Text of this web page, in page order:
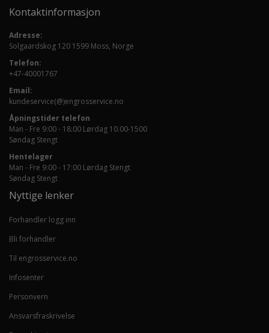
Kontaktinformasjon
Adresse:
Solgaardskog 120 1599 Moss, Norge
Telefon:
+47-40001767
Email:
kundeservice(@)engrosservice.no
Åpningstider telefon
Man - Fre 9:00 - 18:00 Lørdag 10.00-1500
Søndag Stengt
Hentelager
Man - Fre 9:00 - 17:00 Lørdag Stengt
Søndag Stengt
Nyttige lenker
Forhandler logg inn
Bli forhandler
Til engrosservice.no
Infosenter
Personvern
Ansvarsfraskrivelse